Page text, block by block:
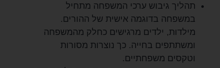
תהליך גיבוש ערכי המשפחה מתחיל
במשפחה בדוגמה אישית של ההורים.
מילדות, ילדים מרגישים כחלק מהמשפחה
ומשתתפים בחייה. כך נוצרות מסורות
וטקסים משפחתיים.